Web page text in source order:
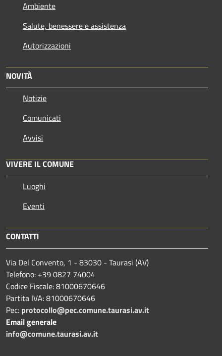
Ambiente
Salute, benessere e assistenza
Autorizzazioni
NOVITÀ
Notizie
Comunicati
Avvisi
VIVERE IL COMUNE
Luoghi
Eventi
CONTATTI
Via Del Convento, 1 - 83030 - Taurasi (AV)
Telefono: +39 0827 74004
Codice Fiscale: 81000670646
Partita IVA: 81000670646
Pec: protocollo@pec.comune.taurasi.av.it
Email generale
info@comune.taurasi.av.it